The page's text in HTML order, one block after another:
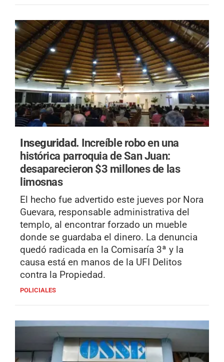
Inseguridad. Increíble robo en una
histórica parroquia de San Juan:
desaparecieron $3 millones de las
limosnas
El hecho fue advertido este jueves por Nora
Guevara, responsable administrativa del
templo, al encontrar forzado un mueble
donde se guardaba el dinero. La denuncia
quedó radicada en la Comisaría 3ª y la
causa está en manos de la UFI Delitos
contra la Propiedad.
POLICIALES